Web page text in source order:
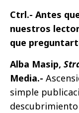
Ctrl.- Antes
nuestros
que
Alba Masip,
Media.-
simple